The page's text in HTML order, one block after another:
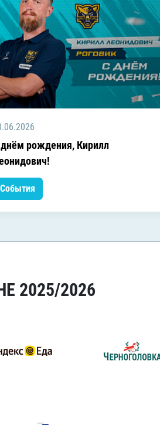
днём рождения, Кирилл
События
2025/2026